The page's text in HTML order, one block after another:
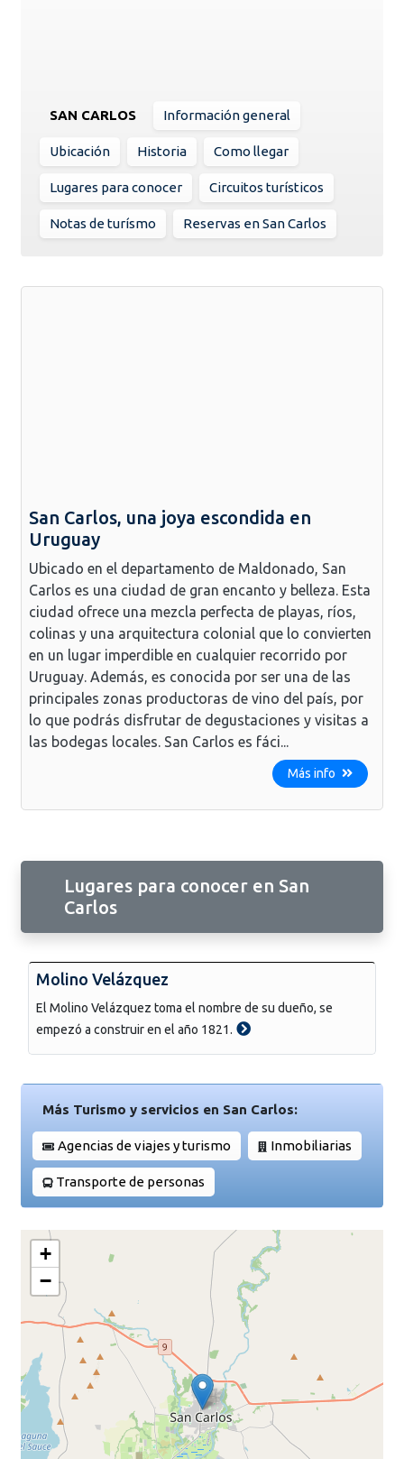
SAN CARLOS Información general
Ubicación Historia Como llegar
Lugares para conocer Circuitos turísticos
Notas de turísmo Reservas en San Carlos
San Carlos, una joya escondida en
Uruguay
Ubicado en el departamento de Maldonado, San
Carlos es una ciudad de gran encanto y belleza. Esta
ciudad ofrece una mezcla perfecta de playas, ríos,
colinas y una arquitectura colonial que lo convierten
en un lugar imperdible en cualquier recorrido por
Uruguay. Además, es conocida por ser una de las
principales zonas productoras de vino del país, por
lo que podrás disfrutar de degustaciones y visitas a
las bodegas locales. San Carlos es fáci...
Más info
Lugares para conocer en San
Carlos
Molino Velázquez
El Molino Velázquez toma el nombre de su dueño, se
empezó a construir en el año 1821.
Más Turismo y servicios en San Carlos:
Agencias de viajes y turismo Inmobiliarias
Transporte de personas
+
−